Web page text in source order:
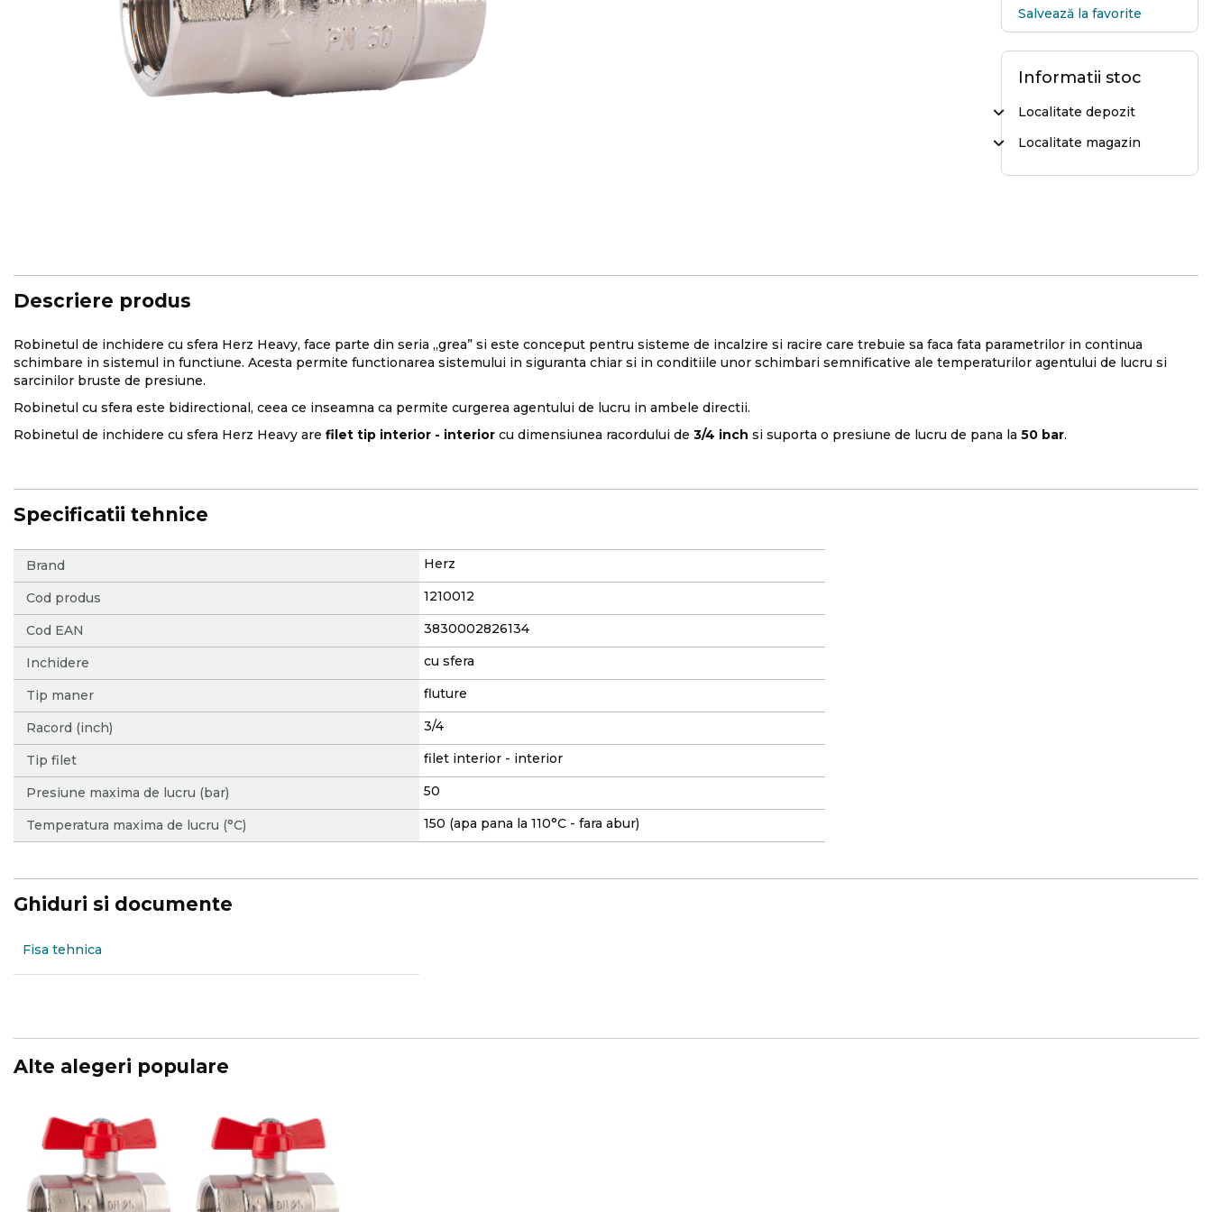
images
gallery
Salvează la favorite
Informatii stoc
Localitate depozit
Localitate magazin
Descriere produs
Robinetul de inchidere cu sfera Herz Heavy, face parte din seria „grea” si este conceput pentru sisteme de incalzire si racire care trebuie sa faca fata parametrilor in continua
schimbare in sistemul in functiune. Acesta permite functionarea sistemului in siguranta chiar si in conditiile unor schimbari semnificative ale temperaturilor agentului de lucru si
sarcinilor bruste de presiune.
Robinetul cu sfera este bidirectional, ceea ce inseamna ca permite curgerea agentului de lucru in ambele directii.
Robinetul de inchidere cu sfera Herz Heavy are filet tip interior - interior cu dimensiunea racordului de 3/4 inch si suporta o presiune de lucru de pana la 50 bar.
Specificatii tehnice
More
Information
Brand Herz
Cod produs 1210012
Cod EAN 3830002826134
Inchidere cu sfera
Tip maner fluture
Racord (inch) 3/4
Tip filet filet interior - interior
Presiune maxima de lucru (bar) 50
Temperatura maxima de lucru (°C) 150 (apa pana la 110°C - fara abur)
Ghiduri si documente
Fisa tehnica
Alte alegeri populare